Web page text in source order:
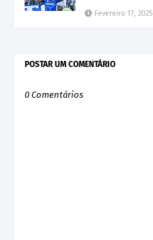
Fevereiro 17, 2025
POSTAR UM COMENTÁRIO
0 Comentários